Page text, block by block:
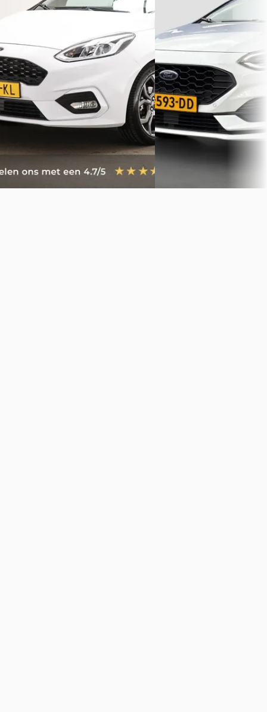
Boven markt
2021 · 57.727 km · Benzine ·
Handgeschakeld
Van Mourik Geldermalsen
Geldermalsen
4,4(308)
2043 dagen geleden geplaatst
Boven markt
2022 · 61.505 km · Hybride
Handgeschakeld
Broekhuis Ford
4,5(446)
Bekijk aanbieding →
Vergelijk